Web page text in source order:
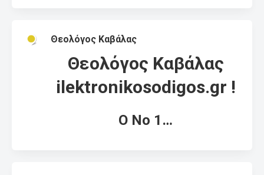
Θεολόγος Καβάλας
Θεολόγος Καβάλας
ilektronikosodigos.gr !
Ο Νο 1…